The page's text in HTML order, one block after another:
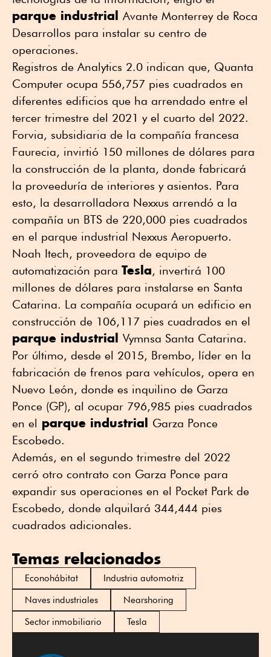
parque industrial Avante Monterrey de Roca
Desarrollos para instalar su centro de
operaciones.
Registros de Analytics 2.0 indican que, Quanta
Computer ocupa 556,757 pies cuadrados en
diferentes edificios que ha arrendado entre el
tercer trimestre del 2021 y el cuarto del 2022.
Forvia, subsidiaria de la compañía francesa
Faurecia, invirtió 150 millones de dólares para
la construcción de la planta, donde fabricará
la proveeduría de interiores y asientos. Para
esto, la desarrolladora Nexxus arrendó a la
compañía un BTS de 220,000 pies cuadrados
en el parque industrial Nexxus Aeropuerto.
Noah Itech, proveedora de equipo de
automatización para Tesla, invertirá 100
millones de dólares para instalarse en Santa
Catarina. La compañía ocupará un edificio en
construcción de 106,117 pies cuadrados en el
parque industrial Vymnsa Santa Catarina.
Por último, desde el 2015, Brembo, líder en la
fabricación de frenos para vehículos, opera en
Nuevo León, donde es inquilino de Garza
Ponce (GP), al ocupar 796,985 pies cuadrados
en el parque industrial
Garza Ponce
Escobedo.
Además, en el segundo trimestre del 2022
cerró otro contrato con Garza Ponce para
expandir sus operaciones en el Pocket Park de
Escobedo, donde alquilará 344,444 pies
cuadrados adicionales.
Temas relacionados
Econohábitat
Industria automotriz
Naves industriales
Nearshoring
Sector inmobiliario
Tesla